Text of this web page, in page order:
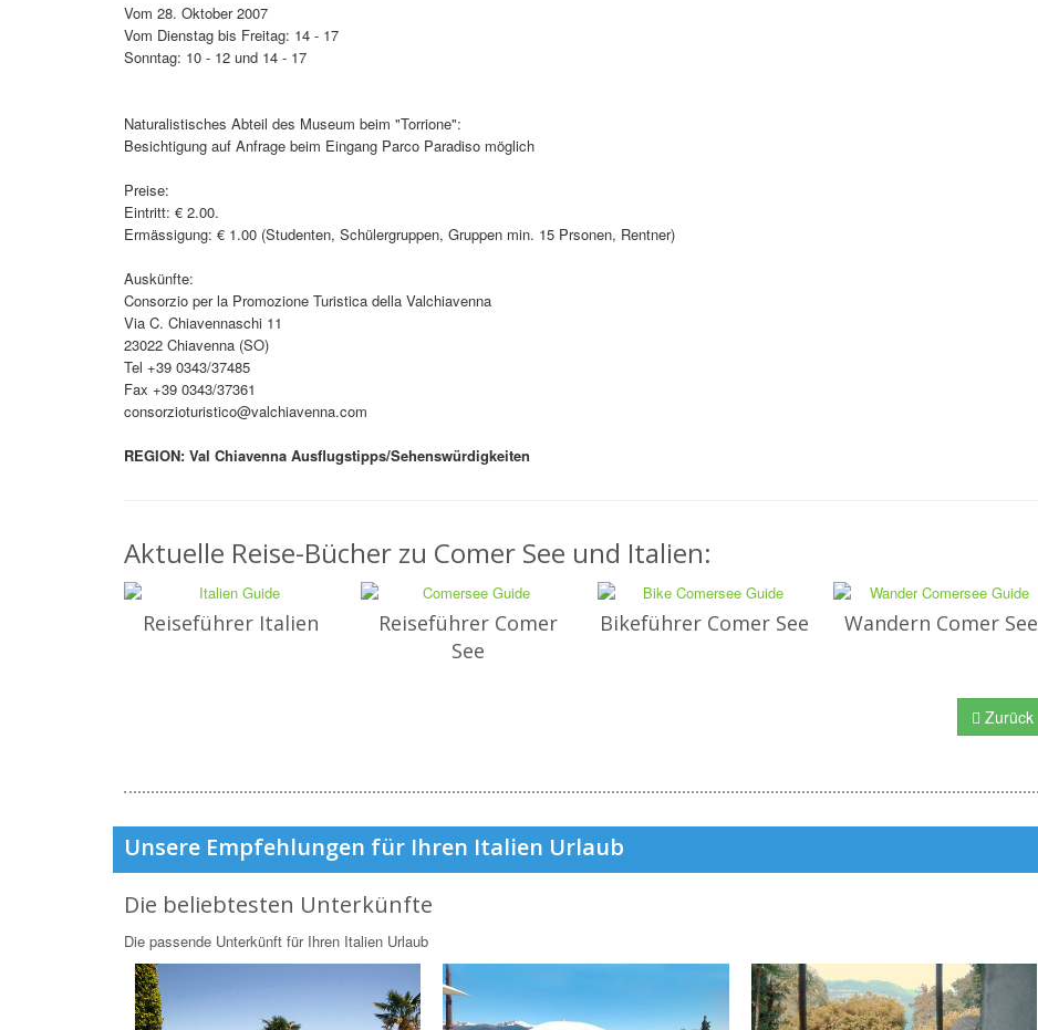
Vom 28. Oktober 2007
Vom Dienstag bis Freitag: 14 - 17
Sonntag: 10 - 12 und 14 - 17
Naturalistisches Abteil des Museum beim "Torrione":
Besichtigung auf Anfrage beim Eingang Parco Paradiso möglich
Preise:
Eintritt: € 2.00.
Ermässigung: € 1.00 (Studenten, Schülergruppen, Gruppen min. 15 Prsonen, Rentner)
Auskünfte:
Consorzio per la Promozione Turistica della Valchiavenna
Via C. Chiavennaschi 11
23022 Chiavenna (SO)
Tel +39 0343/37485
Fax +39 0343/37361
consorzioturistico@valchiavenna.com
REGION: Val Chiavenna Ausflugstipps/Sehenswürdigkeiten
Aktuelle Reise-Bücher zu Comer See und Italien:
Reiseführer Italien
Reiseführer Comer
See
Bikeführer Comer See Wandern Comer See
Zurück
Unsere Empfehlungen für Ihren Italien Urlaub
Die beliebtesten Unterkünfte
Die passende Unterkünft für Ihren Italien Urlaub